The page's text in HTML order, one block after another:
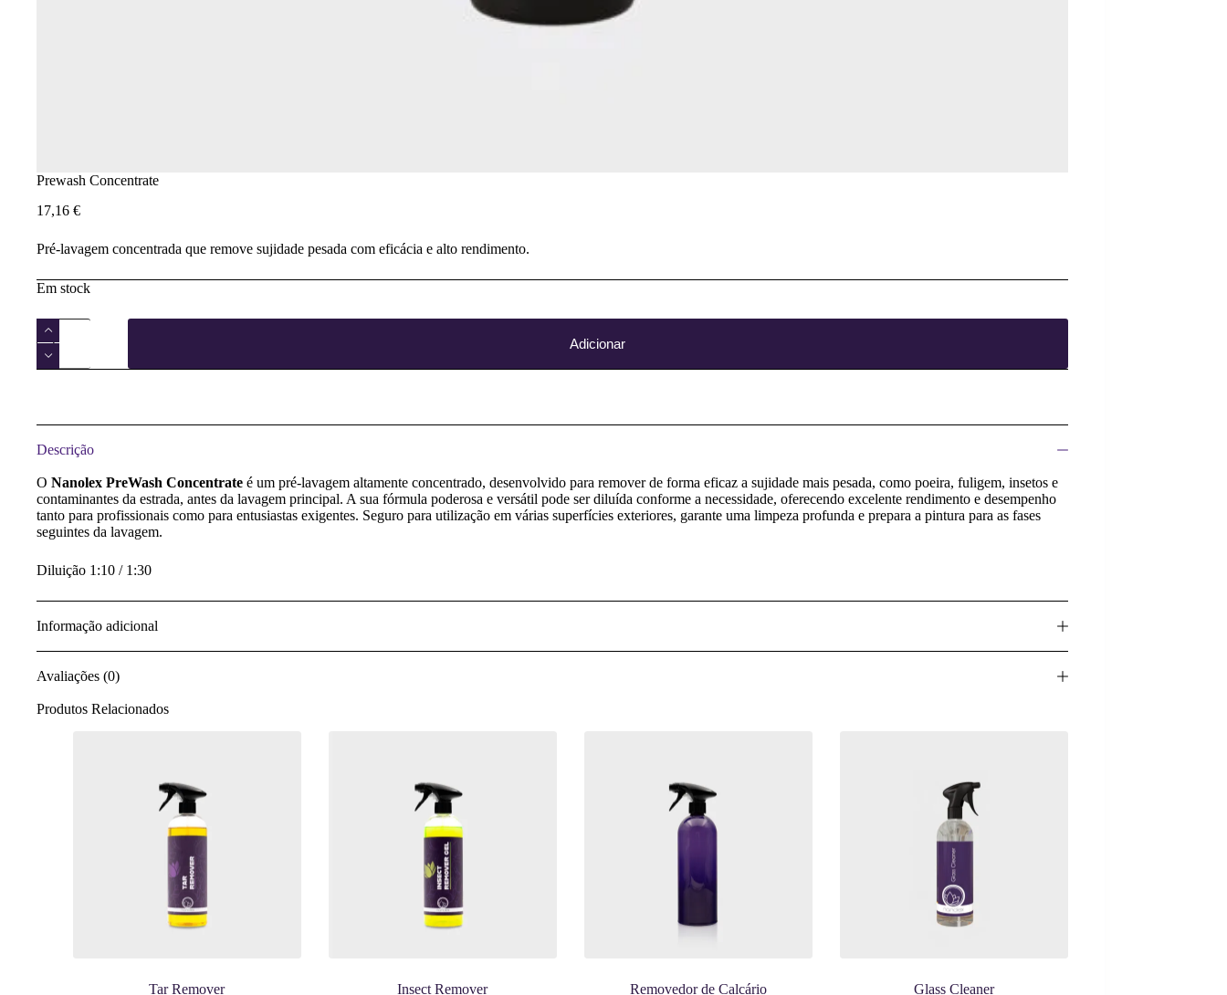
Prewash Concentrate
17,16 €
Pré-lavagem concentrada que remove sujidade pesada com eficácia e alto rendimento.
Em stock
Quantidade
de
Prewash
Concentrate
Adicionar
Descrição
O Nanolex PreWash Concentrate é um pré-lavagem altamente concentrado, desenvolvido para remover de forma eficaz a sujidade mais pesada, como poeira, fuligem, insetos e
contaminantes da estrada, antes da lavagem principal. A sua fórmula poderosa e versátil pode ser diluída conforme a necessidade, oferecendo excelente rendimento e desempenho
tanto para profissionais como para entusiastas exigentes. Seguro para utilização em várias superfícies exteriores, garante uma limpeza profunda e prepara a pintura para as fases
seguintes da lavagem.
Diluição 1:10 / 1:30
Informação adicional
Avaliações (0)
Produtos Relacionados
Tar Remover Insect Remover Removedor de Calcário Glass Cleaner